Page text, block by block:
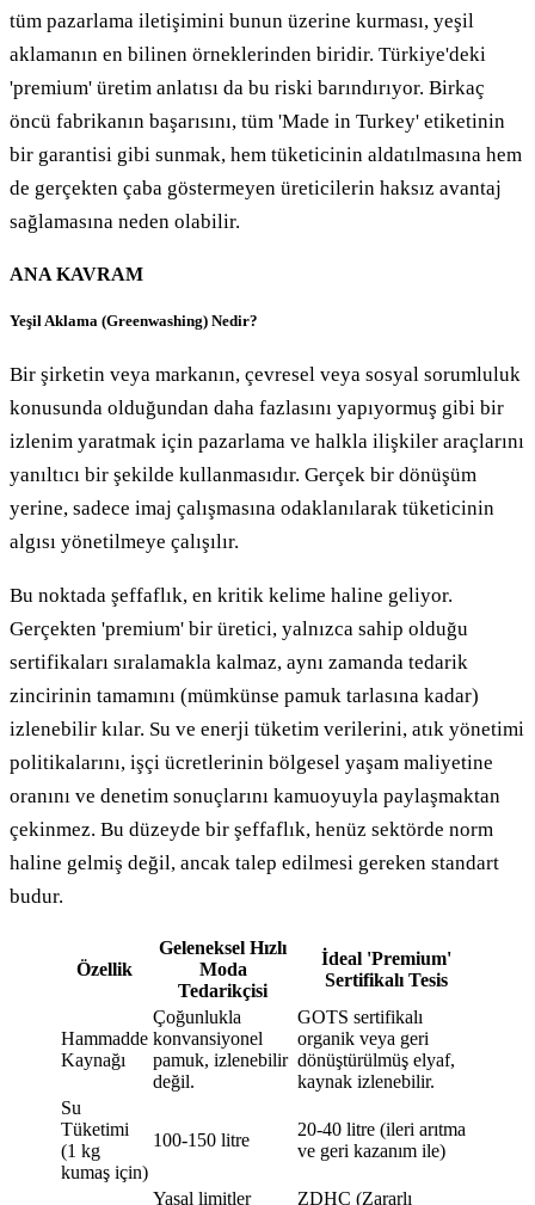
tüm pazarlama iletişimini bunun üzerine kurması, yeşil
aklamanın en bilinen örneklerinden biridir. Türkiye'deki
'premium' üretim anlatısı da bu riski barındırıyor. Birkaç
öncü fabrikanın başarısını, tüm 'Made in Turkey' etiketinin
bir garantisi gibi sunmak, hem tüketicinin aldatılmasına hem
de gerçekten çaba göstermeyen üreticilerin haksız avantaj
sağlamasına neden olabilir.
ANA KAVRAM
Yeşil Aklama (Greenwashing) Nedir?
Bir şirketin veya markanın, çevresel veya sosyal sorumluluk
konusunda olduğundan daha fazlasını yapıyormuş gibi bir
izlenim yaratmak için pazarlama ve halkla ilişkiler araçlarını
yanıltıcı bir şekilde kullanmasıdır. Gerçek bir dönüşüm
yerine, sadece imaj çalışmasına odaklanılarak tüketicinin
algısı yönetilmeye çalışılır.
Bu noktada şeffaflık, en kritik kelime haline geliyor.
Gerçekten 'premium' bir üretici, yalnızca sahip olduğu
sertifikaları sıralamakla kalmaz, aynı zamanda tedarik
zincirinin tamamını (mümkünse pamuk tarlasına kadar)
izlenebilir kılar. Su ve enerji tüketim verilerini, atık yönetimi
politikalarını, işçi ücretlerinin bölgesel yaşam maliyetine
oranını ve denetim sonuçlarını kamuoyuyla paylaşmaktan
çekinmez. Bu düzeyde bir şeffaflık, henüz sektörde norm
haline gelmiş değil, ancak talep edilmesi gereken standart
budur.
Özellik
Geleneksel Hızlı
Moda
Tedarikçisi
İdeal 'Premium'
Sertifikalı Tesis
Hammadde
Kaynağı
Çoğunlukla
konvansiyonel
pamuk, izlenebilir
değil.
GOTS sertifikalı
organik veya geri
dönüştürülmüş elyaf,
kaynak izlenebilir.
Su
Tüketimi
(1 kg
kumaş için)
100-150 litre
20-40 litre (ileri arıtma
ve geri kazanım ile)
Yasal limitler ZDHC (Zararlı